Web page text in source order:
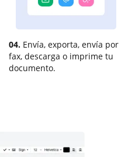
04. Envía, exporta, envía por
fax, descarga o imprime tu
documento.